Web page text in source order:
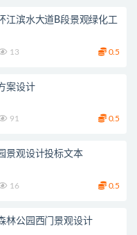
江滨水大道B段景观绿化工
13 0.5
案设计
91 0.5
景观设计投标文本
16 0.5
林公园西门景观设计